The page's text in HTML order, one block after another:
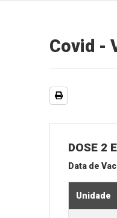
Covid -
DOSE 2
Data de
Unidade